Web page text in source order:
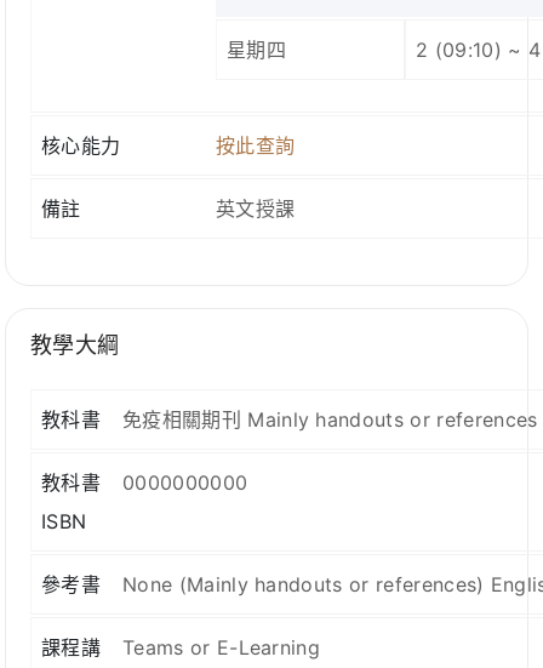
星期四 2 (09:10) ~
核心能力 按此查詢
備註 英文授課
教學大綱
教科書 免疫相關期刊 Mainly handouts or references
教科書
ISBN
0000000000
參考書 None (Mainly handouts or references)
課程講 Teams or E-Learning